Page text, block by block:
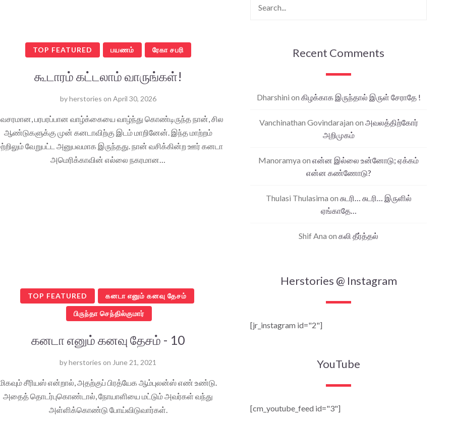
TOP FEATURED பயணம் ரேகா சபரி
கூடாரம் கட்டலாம் வாருங்கள்!
byherstories on April 30, 2026
பரபரப்பான வாழ்க்கையை வாழ்ந்து கொண்டிருந்த நான், சில
ஆண்டுகளுக்கு முன் கனடாவிற்கு இடம் மாறினேன். இந்த மாற்றம்
வேறுபட்ட அனுபவமாக இருந்தது. நான் வசிக்கின்ற ஊர் கனடா
அமெரிக்காவின் எல்லை நகரமான…
TOP FEATURED கனடா எனும் கனவு தேசம்
பிருந்தா செந்தில்குமார்
கனடா எனும் கனவு தேசம் - 10
byherstories on June 21, 2021
சீரியஸ் என்றால், அதற்குப் பிரத்யேக ஆம்புலன்ஸ் எண் உண்டு.
அதைத் தொடர்புகொண்டால், நோயாளியை மட்டும் அவர்கள் வந்து
அள்ளிக்கொண்டு போய்விடுவார்கள்.
Recent Comments
Dharshini on கிழக்காக இருந்தால் இருள் சேராதே !
Vanchinathan Govindarajan on அவலத்திற்கோர்
அறிமுகம்
Manoramya on என்ன இல்லை உன்னோடு; ஏக்கம்
என்ன கண்ணோடு?
Thulasi Thulasima on சுடரி… சுடரி… இருளில்
ஏங்காதே…
Shif Ana on கலி தீர்த்தல்
Herstories @ Instagram
[jr_instagram id="2"]
YouTube
[cm_youtube_feed id="3"]